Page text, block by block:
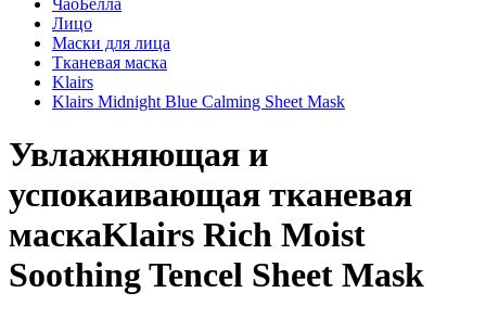
ЧаоБелла
Лицо
Маски для лица
Тканевая маска
Klairs
Klairs Midnight Blue Calming Sheet Mask
Увлажняющая и
успокаивающая тканевая
маскаKlairs Rich Moist
Soothing Tencel Sheet Mask